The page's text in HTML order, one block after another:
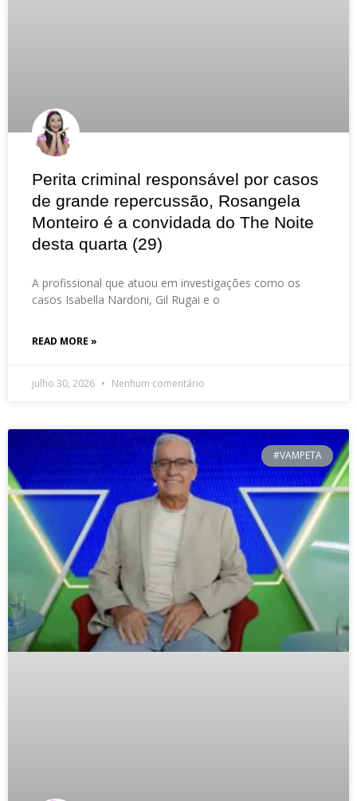
Perita criminal responsável por casos
de grande repercussão, Rosangela
Monteiro é a convidada do The Noite
desta quarta (29)
A profissional que atuou em investigações como os
casos Isabella Nardoni, Gil Rugai e o
READ MORE »
julho 30, 2026 Nenhum comentário
#VAMPETA